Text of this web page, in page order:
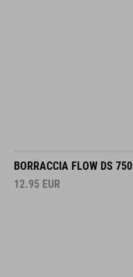
BORRACCIA FLOW DS 750
12.95 EUR